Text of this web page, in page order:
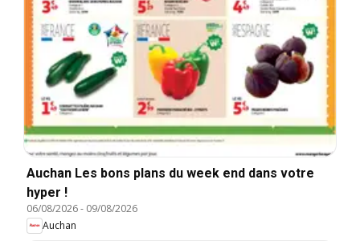
Auchan Les bons plans du week end dans votre
hyper !
06/08/2026- 09/08/2026
Auchan